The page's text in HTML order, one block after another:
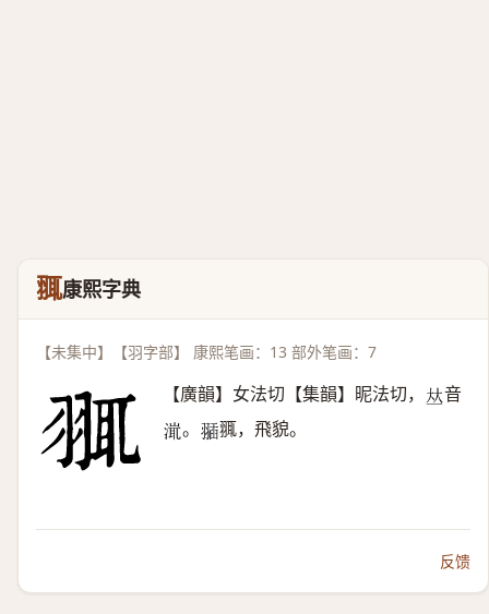
䎎康熙字典
【未集中】【羽字部】 康熙笔画：13 部外笔画：7
【廣韻】女法切【集韻】昵法切， 𠀤音
𣹵 。 𦑣 䎎，飛貌。
反馈